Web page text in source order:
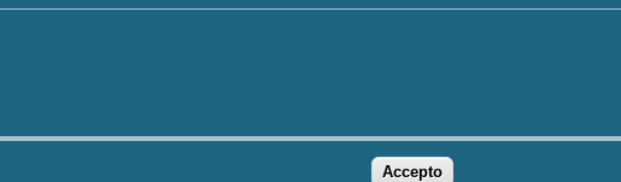
Accepto